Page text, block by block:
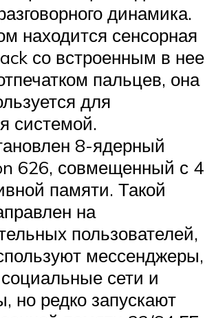
динамика.
находится сенсорная
со встроенным в нее
пальцев, она
для
системой.
8-ядерный
626, совмещенный с 4
памяти. Такой
на
пользователей,
мессенджеры,
сети и
но редко запускают